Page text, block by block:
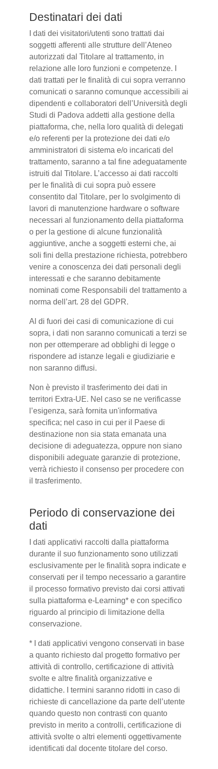
Destinatari dei dati
I dati dei visitatori/utenti sono trattati dai
soggetti afferenti alle strutture dell’Ateneo
autorizzati dal Titolare al trattamento, in
relazione alle loro funzioni e competenze. I
dati trattati per le finalità di cui sopra verranno
comunicati o saranno comunque accessibili ai
dipendenti e collaboratori dell’Università degli
Studi di Padova addetti alla gestione della
piattaforma, che, nella loro qualità di delegati
e/o referenti per la protezione dei dati e/o
amministratori di sistema e/o incaricati del
trattamento, saranno a tal fine adeguatamente
istruiti dal Titolare. L’accesso ai dati raccolti
per le finalità di cui sopra può essere
consentito dal Titolare, per lo svolgimento di
lavori di manutenzione hardware o software
necessari al funzionamento della piattaforma
o per la gestione di alcune funzionalità
aggiuntive, anche a soggetti esterni che, ai
soli fini della prestazione richiesta, potrebbero
venire a conoscenza dei dati personali degli
interessati e che saranno debitamente
nominati come Responsabili del trattamento a
norma dell’art. 28 del GDPR.
Al di fuori dei casi di comunicazione di cui
sopra, i dati non saranno comunicati a terzi se
non per ottemperare ad obblighi di legge o
rispondere ad istanze legali e giudiziarie e
non saranno diffusi.
Non è previsto il trasferimento dei dati in
territori Extra-UE. Nel caso se ne verificasse
l’esigenza, sarà fornita un'informativa
specifica; nel caso in cui per il Paese di
destinazione non sia stata emanata una
decisione di adeguatezza, oppure non siano
disponibili adeguate garanzie di protezione,
verrà richiesto il consenso per procedere con
il trasferimento.
Periodo di conservazione dei
dati
I dati applicativi raccolti dalla piattaforma
durante il suo funzionamento sono utilizzati
esclusivamente per le finalità sopra indicate e
conservati per il tempo necessario a garantire
il processo formativo previsto dai corsi attivati
sulla piattaforma e-Learning* e con specifico
riguardo al principio di limitazione della
conservazione.
* I dati applicativi vengono conservati in base
a quanto richiesto dal progetto formativo per
attività di controllo, certificazione di attività
svolte e altre finalità organizzative e
didattiche. I termini saranno ridotti in caso di
richieste di cancellazione da parte dell’utente
quando questo non contrasti con quanto
previsto in merito a controlli, certificazione di
attività svolte o altri elementi oggettivamente
identificati dal docente titolare del corso.